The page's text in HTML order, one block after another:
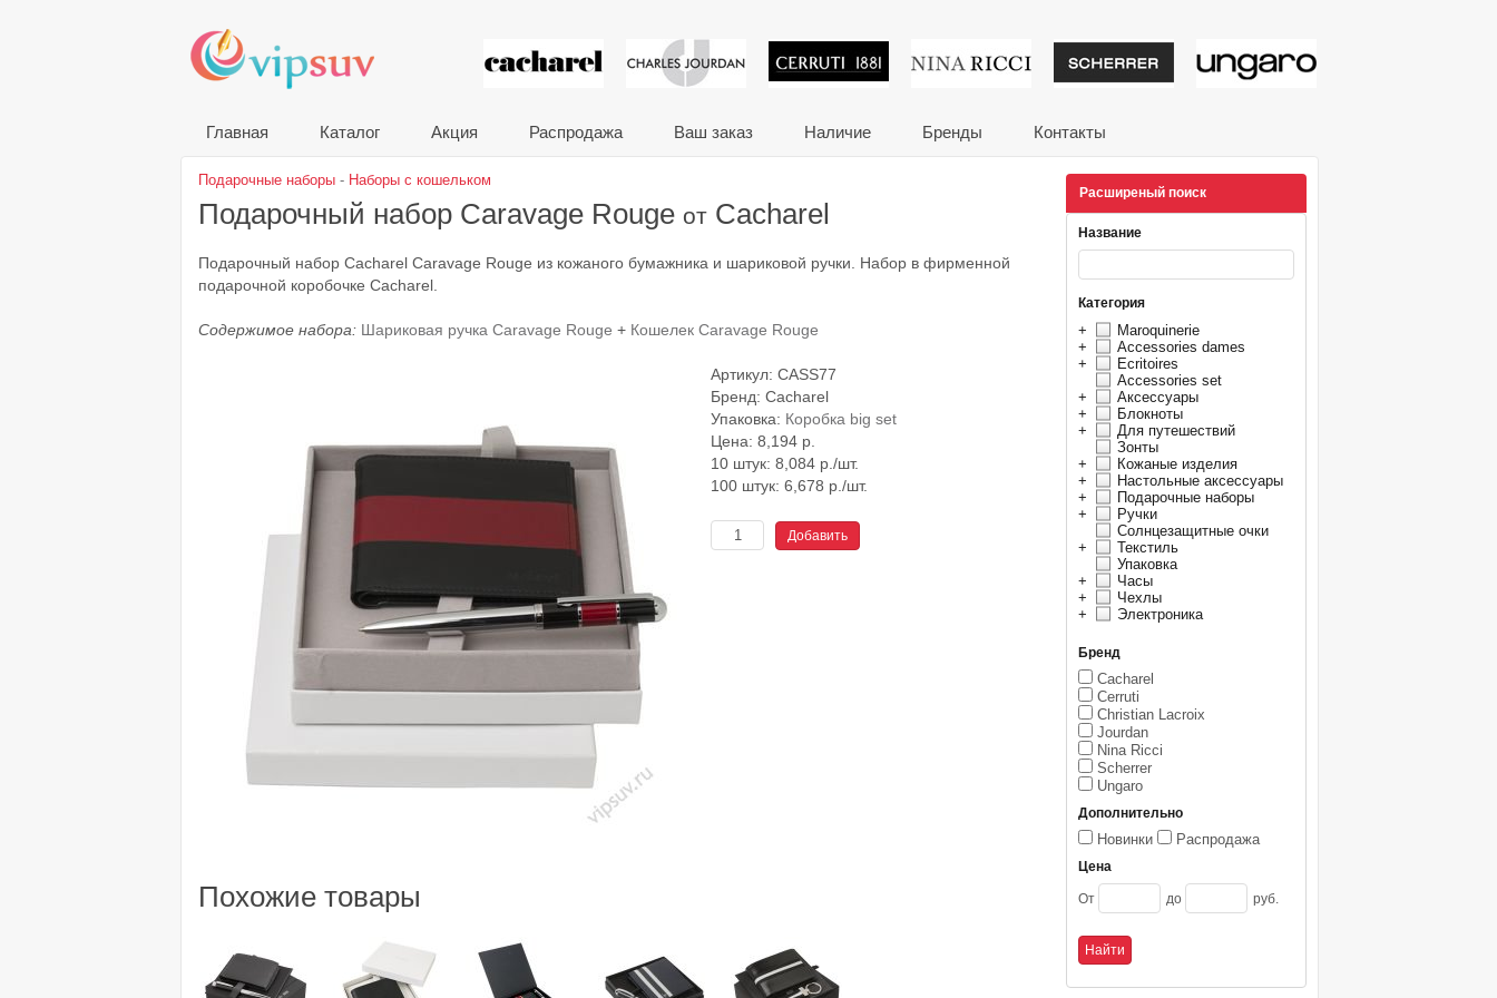
VIP сувениры и корпоративные подарки от
Главная Каталог Акция Распродажа Ваш заказ Наличие Бренды Контакты
Расширеный поиск
Название
Категория
+
Maroquinerie
+
Accessories dames
+
Ecritoires
Accessories set
+
Аксессуары
+
Блокноты
+
Для путешествий
Зонты
+
Кожаные изделия
+
Настольные аксессуары
+
Подарочные наборы
+
Ручки
Солнцезащитные очки
+
Текстиль
Упаковка
+
Часы
+
Чехлы
+
Электроника
Бренд
Cacharel
Cerruti
Christian Lacroix
Jourdan
Nina Ricci
Scherrer
Ungaro
Дополнительно
Новинки Распродажа
Цена
От до руб.
Подарочные наборы - Наборы с кошельком
Подарочный набор Caravage Rouge от Cacharel
Подарочный набор Cacharel Caravage Rouge из кожаного бумажника и шариковой ручки. Набор в фирменной
подарочной коробочке Cacharel.
Содержимое набора: Шариковая ручка Caravage Rouge + Кошелек Caravage Rouge
Артикул: CASS77
Бренд: Cacharel
Упаковка: Коробка big set
Цена: 8,194 р.
10 штук: 8,084 р./шт.
100 штук: 6,678 р./шт.
Похожие товары